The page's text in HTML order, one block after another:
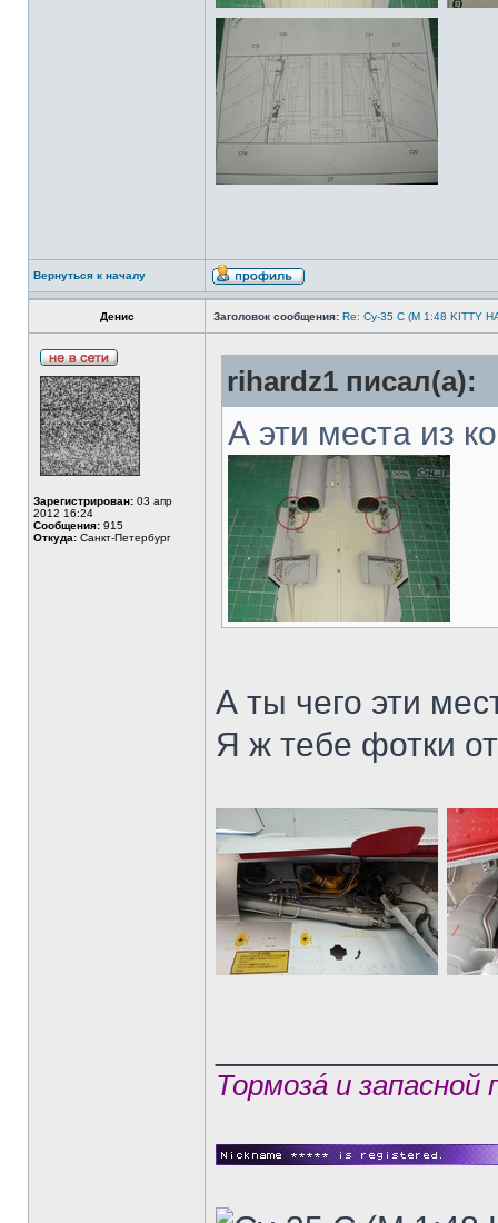
Вернуться к началу
Денис Заголовок сообщения: Re: Су-35 С (М 1:48 KITTY
Зарегистрирован: 03 апр
2012 16:24
Сообщения: 915
Откуда: Санкт-Петербург
rihardz1 писал(а):
А эти места из
А ты чего эти
Я ж тебе фотки
Тормозá и